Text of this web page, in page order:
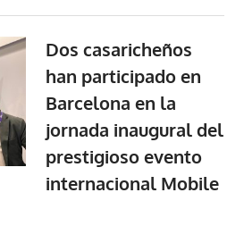
Dos casaricheños
han participado en
Barcelona en la
jornada inaugural del
prestigioso evento
internacional Mobile